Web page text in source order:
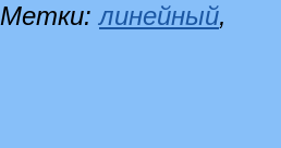
Метки:линейный,